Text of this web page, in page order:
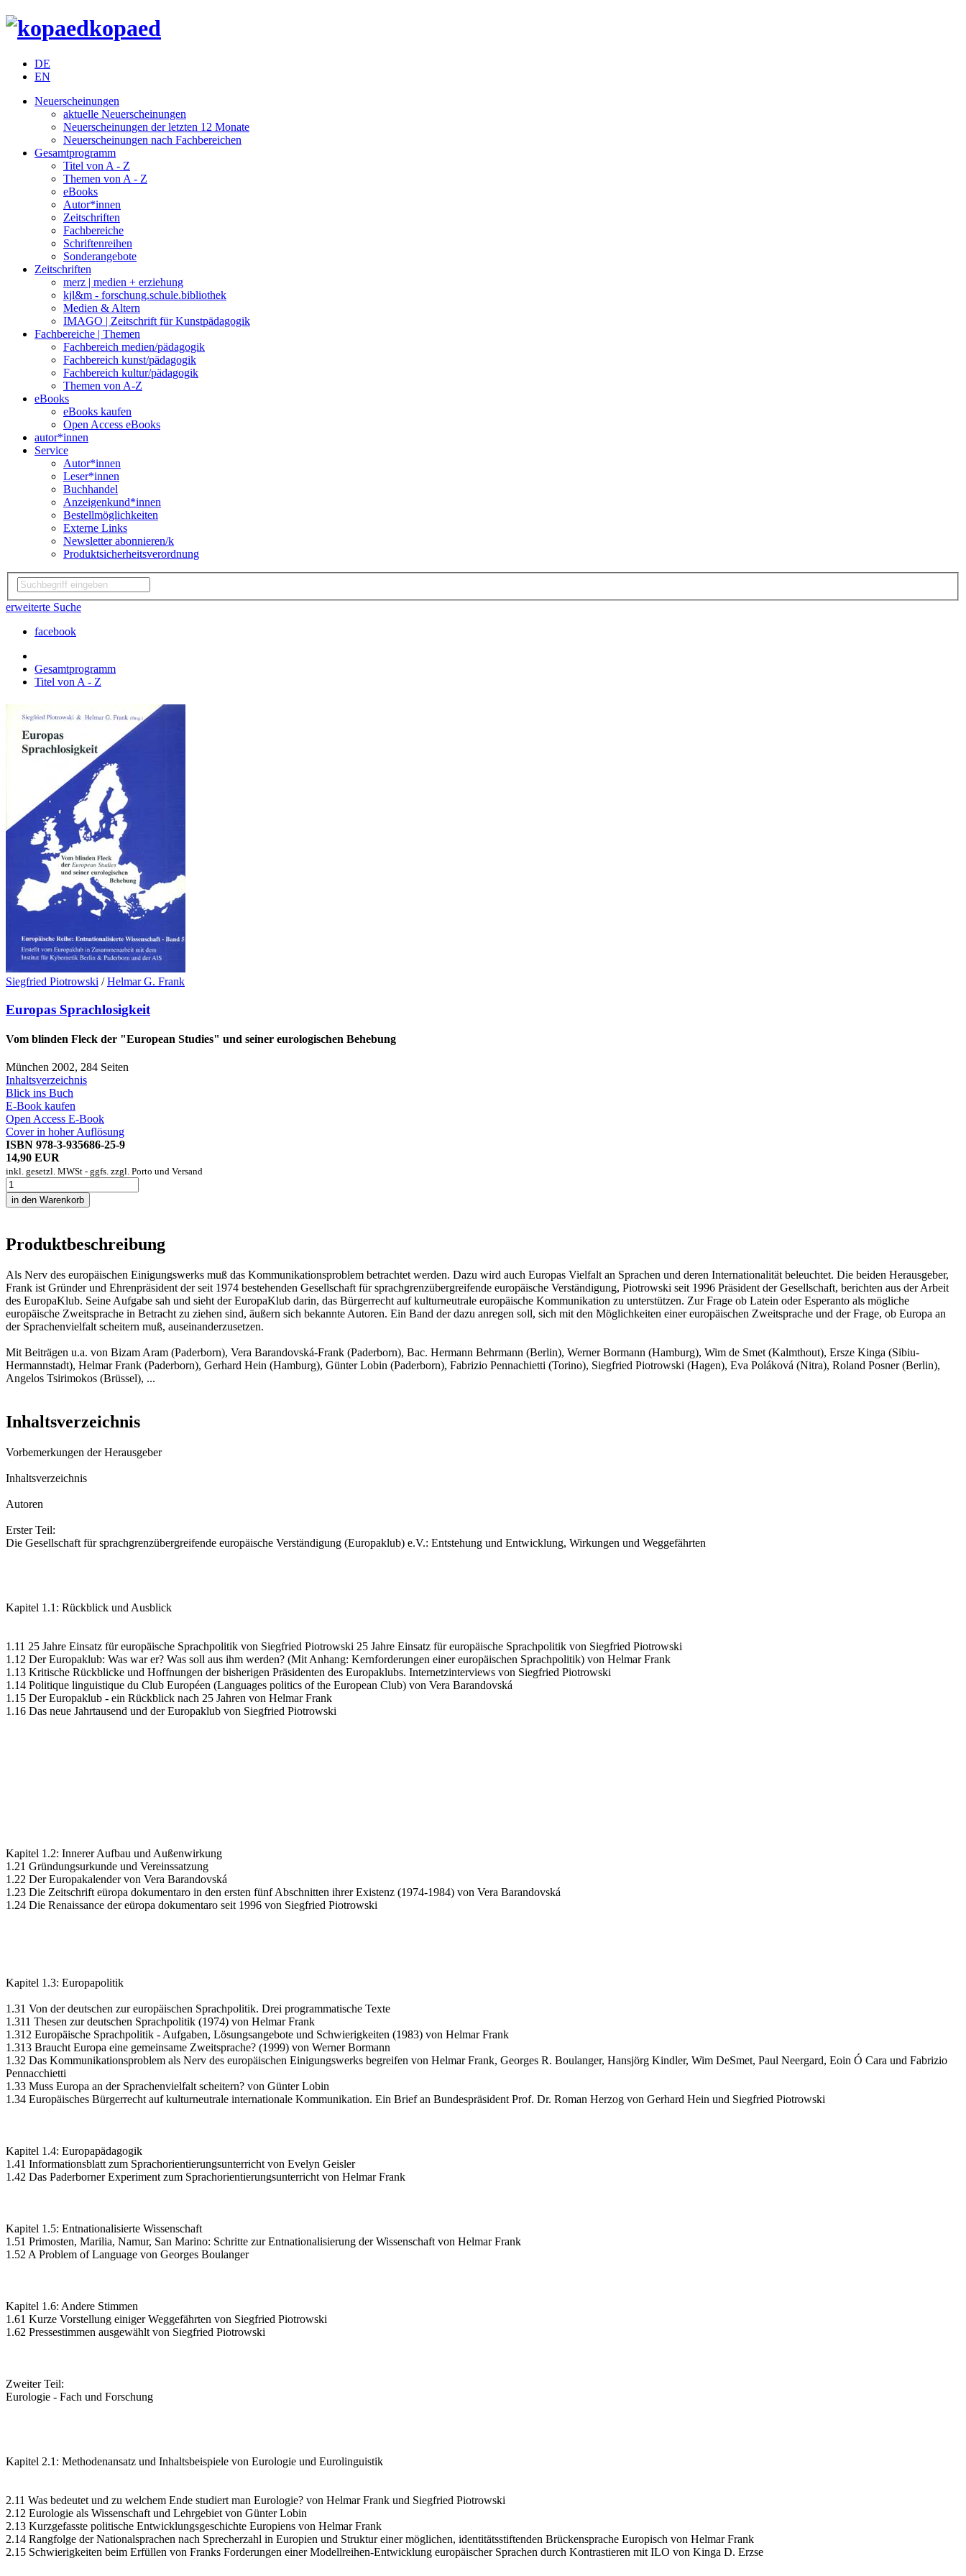
kopaed
DE
EN
Neuerscheinungen
aktuelle Neuerscheinungen
Neuerscheinungen der letzten 12 Monate
Neuerscheinungen nach Fachbereichen
Gesamtprogramm
Titel von A - Z
Themen von A - Z
eBooks
Autor*innen
Zeitschriften
Fachbereiche
Schriftenreihen
Sonderangebote
Zeitschriften
merz | medien + erziehung
kjl&m - forschung.schule.bibliothek
Medien & Altern
IMAGO | Zeitschrift für Kunstpädagogik
Fachbereiche | Themen
Fachbereich medien/pädagogik
Fachbereich kunst/pädagogik
Fachbereich kultur/pädagogik
Themen von A-Z
eBooks
eBooks kaufen
Open Access eBooks
autor*innen
Service
Autor*innen
Leser*innen
Buchhandel
Anzeigenkund*innen
Bestellmöglichkeiten
Externe Links
Newsletter abonnieren/k
Produktsicherheitsverordnung
erweiterte Suche
facebook
Gesamtprogramm
Titel von A - Z
Siegfried Piotrowski /Helmar G. Frank
Europas Sprachlosigkeit
Vom blinden Fleck der "European Studies" und seiner eurologischen Behebung
München 2002, 284 Seiten
Inhaltsverzeichnis
Blick ins Buch
E-Book kaufen
Open Access E-Book
Cover in hoher Auflösung
ISBN 978-3-935686-25-9
14,90 EUR
inkl. gesetzl. MWSt - ggfs. zzgl. Porto und Versand
Produktbeschreibung
Als Nerv des europäischen Einigungswerks muß das Kommunikationsproblem betrachtet werden. Dazu wird auch Europas Vielfalt an Sprachen und deren Internationalität beleuchtet. Die beiden Herausgeber,
Frank ist Gründer und Ehrenpräsident der seit 1974 bestehenden Gesellschaft für sprachgrenzübergreifende europäische Verständigung, Piotrowski seit 1996 Präsident der Gesellschaft, berichten aus der Arbeit
des EuropaKlub. Seine Aufgabe sah und sieht der EuropaKlub darin, das Bürgerrecht auf kulturneutrale europäische Kommunikation zu unterstützen. Zur Frage ob Latein oder Esperanto als mögliche
europäische Zweitsprache in Betracht zu ziehen sind, äußern sich bekannte Autoren. Ein Band der dazu anregen soll, sich mit den Möglichkeiten einer europäischen Zweitsprache und der Frage, ob Europa an
der Sprachenvielfalt scheitern muß, auseinanderzusetzen.
Mit Beiträgen u.a. von Bizam Aram (Paderborn), Vera Barandovská-Frank (Paderborn), Bac. Hermann Behrmann (Berlin), Werner Bormann (Hamburg), Wim de Smet (Kalmthout), Ersze Kinga (Sibiu-
Hermannstadt), Helmar Frank (Paderborn), Gerhard Hein (Hamburg), Günter Lobin (Paderborn), Fabrizio Pennachietti (Torino), Siegfried Piotrowski (Hagen), Eva Poláková (Nitra), Roland Posner (Berlin),
Angelos Tsirimokos (Brüssel), ...
Inhaltsverzeichnis
Vorbemerkungen der Herausgeber
Inhaltsverzeichnis
Autoren
Erster Teil:
Die Gesellschaft für sprachgrenzübergreifende europäische Verständigung (Europaklub) e.V.: Entstehung und Entwicklung, Wirkungen und Weggefährten
Kapitel 1.1: Rückblick und Ausblick
1.11 25 Jahre Einsatz für europäische Sprachpolitik von Siegfried Piotrowski 25 Jahre Einsatz für europäische Sprachpolitik von Siegfried Piotrowski
1.12 Der Europaklub: Was war er? Was soll aus ihm werden? (Mit Anhang: Kernforderungen einer europäischen Sprachpolitik) von Helmar Frank
1.13 Kritische Rückblicke und Hoffnungen der bisherigen Präsidenten des Europaklubs. Internetzinterviews von Siegfried Piotrowski
1.14 Politique linguistique du Club Européen (Languages politics of the European Club) von Vera Barandovská
1.15 Der Europaklub - ein Rückblick nach 25 Jahren von Helmar Frank
1.16 Das neue Jahrtausend und der Europaklub von Siegfried Piotrowski
Kapitel 1.2: Innerer Aufbau und Außenwirkung
1.21 Gründungsurkunde und Vereinssatzung
1.22 Der Europakalender von Vera Barandovská
1.23 Die Zeitschrift eüropa dokumentaro in den ersten fünf Abschnitten ihrer Existenz (1974-1984) von Vera Barandovská
1.24 Die Renaissance der eüropa dokumentaro seit 1996 von Siegfried Piotrowski
Kapitel 1.3: Europapolitik
1.31 Von der deutschen zur europäischen Sprachpolitik. Drei programmatische Texte
1.311 Thesen zur deutschen Sprachpolitik (1974) von Helmar Frank
1.312 Europäische Sprachpolitik - Aufgaben, Lösungsangebote und Schwierigkeiten (1983) von Helmar Frank
1.313 Braucht Europa eine gemeinsame Zweitsprache? (1999) von Werner Bormann
1.32 Das Kommunikationsproblem als Nerv des europäischen Einigungswerks begreifen von Helmar Frank, Georges R. Boulanger, Hansjörg Kindler, Wim DeSmet, Paul Neergard, Eoin Ó Cara und Fabrizio
Pennacchietti
1.33 Muss Europa an der Sprachenvielfalt scheitern? von Günter Lobin
1.34 Europäisches Bürgerrecht auf kulturneutrale internationale Kommunikation. Ein Brief an Bundespräsident Prof. Dr. Roman Herzog von Gerhard Hein und Siegfried Piotrowski
Kapitel 1.4: Europapädagogik
1.41 Informationsblatt zum Sprachorientierungsunterricht von Evelyn Geisler
1.42 Das Paderborner Experiment zum Sprachorientierungsunterricht von Helmar Frank
Kapitel 1.5: Entnationalisierte Wissenschaft
1.51 Primosten, Marilia, Namur, San Marino: Schritte zur Entnationalisierung der Wissenschaft von Helmar Frank
1.52 A Problem of Language von Georges Boulanger
Kapitel 1.6: Andere Stimmen
1.61 Kurze Vorstellung einiger Weggefährten von Siegfried Piotrowski
1.62 Pressestimmen ausgewählt von Siegfried Piotrowski
Zweiter Teil:
Eurologie - Fach und Forschung
Kapitel 2.1: Methodenansatz und Inhaltsbeispiele von Eurologie und Eurolinguistik
2.11 Was bedeutet und zu welchem Ende studiert man Eurologie? von Helmar Frank und Siegfried Piotrowski
2.12 Eurologie als Wissenschaft und Lehrgebiet von Günter Lobin
2.13 Kurzgefasste politische Entwicklungsgeschichte Europiens von Helmar Frank
2.14 Rangfolge der Nationalsprachen nach Sprecherzahl in Europien und Struktur einer möglichen, identitätsstiftenden Brückensprache Europisch von Helmar Frank
2.15 Schwierigkeiten beim Erfüllen von Franks Forderungen einer Modellreihen-Entwicklung europäischer Sprachen durch Kontrastieren mit ILO von Kinga D. Erzse